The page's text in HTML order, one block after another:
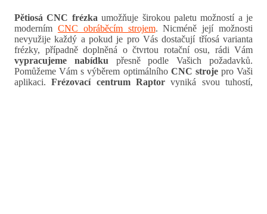
Pětiosá CNC frézka umožňuje širokou paletu možností a je
moderním CNC obráběcím strojem. Nicméně její možnosti
nevyužije každý a pokud je pro Vás dostačují tříosá varianta
frézky, případně doplněná o čtvrtou rotační osu, rádi Vám
vypracujeme nabídku přesně podle Vašich požadavků.
Pomůžeme Vám s výběrem optimálního CNC strojepro Vaši
aplikaci.Frézovací centrum Raptor vyniká svou tuhostí,